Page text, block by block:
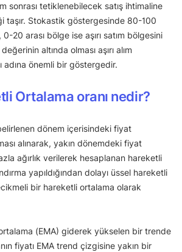
sonrası tetiklenebilecek satış ihtimaline
taşır. Stokastik göstergesinde 80-100
0-20 arası bölge ise aşırı satım bölgesini
altında olması aşırı alım
adına önemli bir göstergedir.
Ortalama oranı nedir?
dönem içerisindeki fiyat
alınarak, yakın dönemdeki fiyat
ağırlık verilerek hesaplanan hareketli
yapıldığından dolayı üssel hareketli
bir hareketli ortalama olarak
(EMA) giderek yükselen bir trende
fiyatı EMA trend çizgisine yakın bir